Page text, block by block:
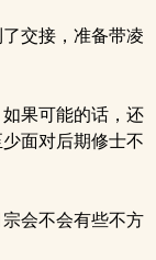
交接，准备带凌
果可能的话，还
面对后期修士不
会不会有些不方